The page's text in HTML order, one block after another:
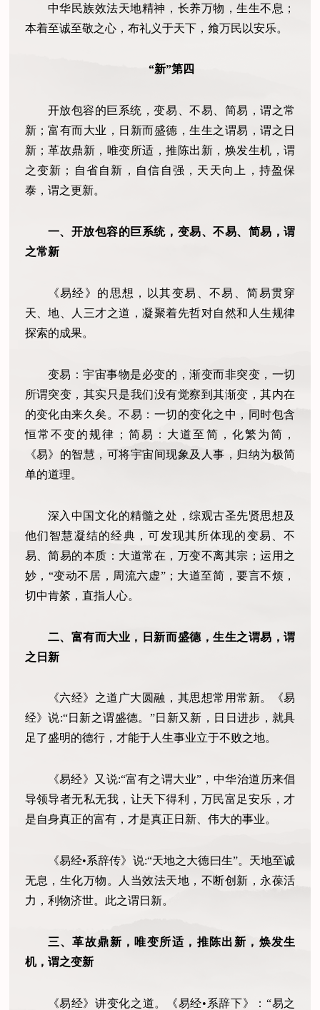
中华民族效法天地精神，长养万物，生生不息；
本着至诚至敬之心，布礼义于天下，飨万民以安乐。
“新”第四
开放包容的巨系统，变易、不易、简易，谓之常
新；富有而大业，日新而盛德，生生之谓易，谓之日
新；革故鼎新，唯变所适，推陈出新，焕发生机，谓
之变新；自省自新，自信自强，天天向上，持盈保
泰，谓之更新。
一、开放包容的巨系统，变易、不易、简易，谓
之常新
《易经》的思想，以其变易、不易、简易贯穿
天、地、人三才之道，凝聚着先哲对自然和人生规律
探索的成果。
变易：宇宙事物是必变的，渐变而非突变，一切
所谓突变，其实只是我们没有觉察到其渐变，其内在
的变化由来久矣。不易：一切的变化之中，同时包含
恒常不变的规律；简易：大道至简，化繁为简，
《易》的智慧，可将宇宙间现象及人事，归纳为极简
单的道理。
深入中国文化的精髓之处，综观古圣先贤思想及
他们智慧凝结的经典，可发现其所体现的变易、不
易、简易的本质：大道常在，万变不离其宗；运用之
妙，“变动不居，周流六虚”；大道至简，要言不烦，
切中肯綮，直指人心。
二、富有而大业，日新而盛德，生生之谓易，谓
之日新
《六经》之道广大圆融，其思想常用常新。《易
经》说:“日新之谓盛德。”日新又新，日日进步，就具
足了盛明的德行，才能于人生事业立于不败之地。
《易经》又说:“富有之谓大业”，中华治道历来倡
导领导者无私无我，让天下得利，万民富足安乐，才
是自身真正的富有，才是真正日新、伟大的事业。
《易经•系辞传》说:“天地之大德曰生”。天地至诚
无息，生化万物。人当效法天地，不断创新，永葆活
力，利物济世。此之谓日新。
三、革故鼎新，唯变所适，推陈出新，焕发生
机，谓之变新
《易经》讲变化之道。《易经•系辞下》：“易之